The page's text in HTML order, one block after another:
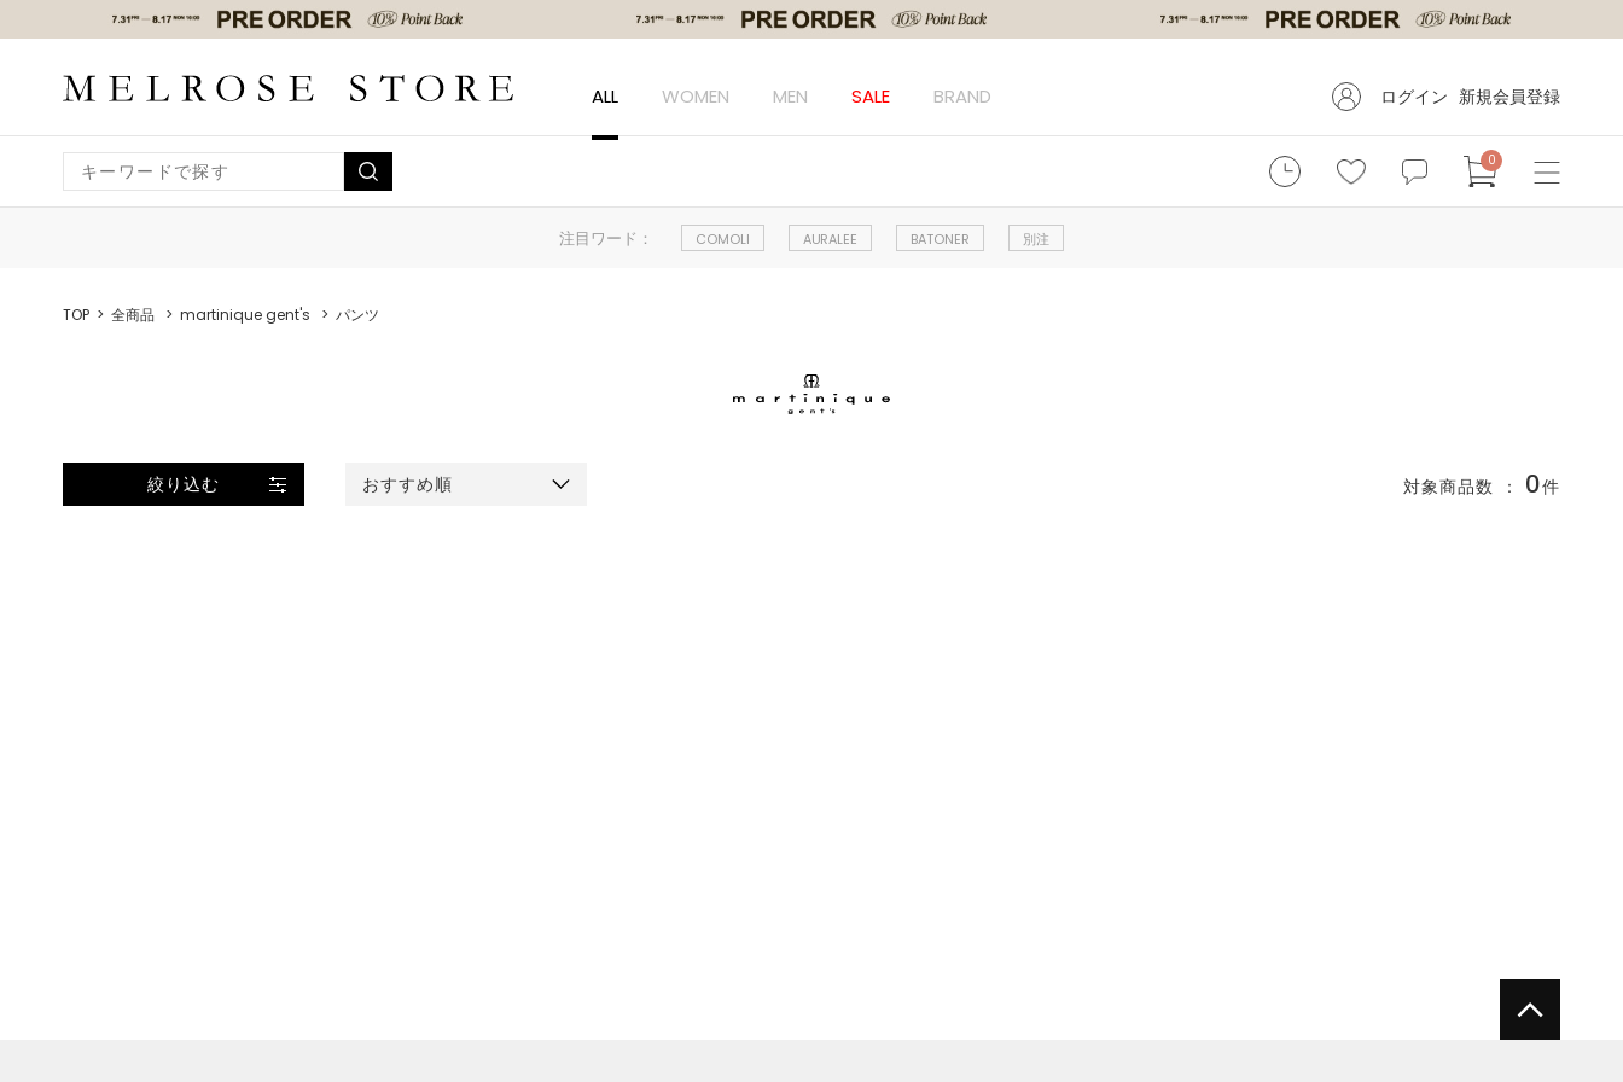
ALL WOMEN MEN SALE BRAND ログイン 新規会員登録
0
注目ワード： COMOLI AURALEE BATONER 別注
TOP 全商品 martinique gent's パンツ
絞り込む おすすめ順 対象商品数 ： 0件